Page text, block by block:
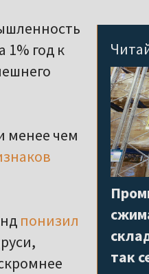
так
1% год к
менее чем
понизил